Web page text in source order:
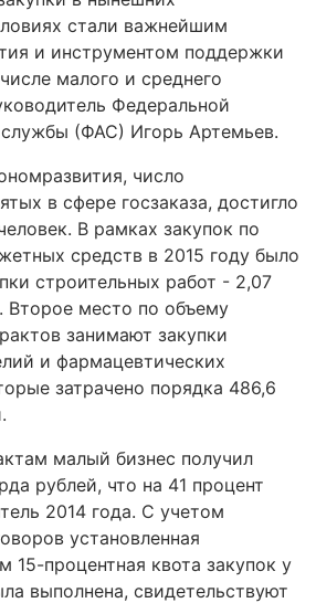
стали важнейшим
и инструментом поддержки
малого и среднего
Федеральной
(ФАС) Игорь Артемьев.
число
в сфере госзаказа, достигло
В рамках закупок по
средств в 2015 году было
строительных работ - 2,07
Второе место по объему
занимают закупки
и фармацевтических
затрачено порядка 486,6
малый бизнес получил
рублей, что на 41 процент
2014 года. С учетом
установленная
15-процентная квота закупок у
выполнена, свидетельствуют